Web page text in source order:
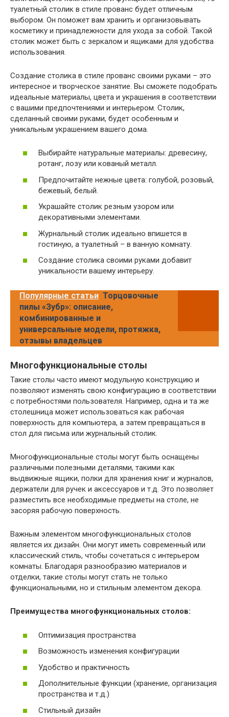
туалетный столик в стиле прованс будет отличным
выбором. Он поможет вам хранить и организовывать
косметику и принадлежности для ухода за собой. Такой
столик может быть с зеркалом и ящиками для удобства
использования.
Создание столика в стиле прованс своими руками – это
интересное и творческое занятие. Вы сможете подобрать
идеальные материалы, цвета и украшения в соответствии
с вашими предпочтениями и интерьером. Столик,
сделанный своими руками, будет особенным и
уникальным украшением вашего дома.
Выбирайте натуральные материалы: древесину,
ротанг, лозу или кованый металл.
Предпочитайте нежные цвета: голубой, розовый,
бежевый, белый.
Украшайте столик резным узором или
декоративными элементами.
Журнальный столик идеально впишется в
гостиную, а туалетный – в ванную комнату.
Создание столика своими руками добавит
уникальности вашему интерьеру.
Популярные статьи Торцовочные
пилы «Зубр»: описание,
комбинированные и
универсальные модели, протяжка,
отзывы владельцев
Многофункциональные столы
Такие столы часто имеют модульную конструкцию и
позволяют изменять свою конфигурацию в соответствии
с потребностями пользователя. Например, одна и та же
столешница может использоваться как рабочая
поверхность для компьютера, а затем превращаться в
стол для письма или журнальный столик.
Многофункциональные столы могут быть оснащены
различными полезными деталями, такими как
выдвижные ящики, полки для хранения книг и журналов,
держатели для ручек и аксессуаров и т.д. Это позволяет
разместить все необходимые предметы на столе, не
засоряя рабочую поверхность.
Важным элементом многофункциональных столов
является их дизайн. Они могут иметь современный или
классический стиль, чтобы сочетаться с интерьером
комнаты. Благодаря разнообразию материалов и
отделки, такие столы могут стать не только
функциональными, но и стильным элементом декора.
Преимущества многофункциональных столов:
Оптимизация пространства
Возможность изменения конфигурации
Удобство и практичность
Дополнительные функции (хранение, организация
пространства и т.д.)
Стильный дизайн